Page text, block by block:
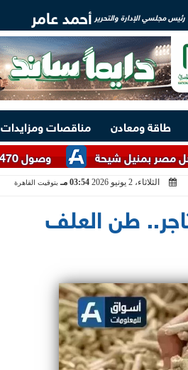
رئيس مجلسي الإدارة والتحرير أحمد عامر
طاقة ومعادن مناقصات ومزايدات
وصول 1470 رأس عجول حية من جيبوتي إلى ميناء سفاجا
الثلاثاء، 2 يونيو 2026 03:54 مـ بتوقيت القاهرة
طن العلف